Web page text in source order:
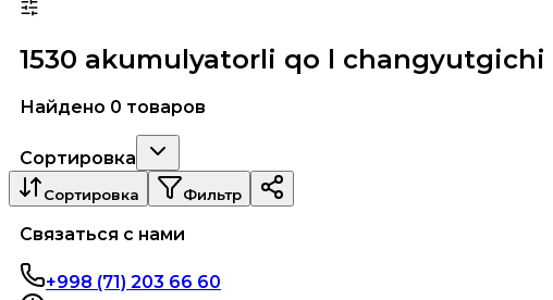
1530 akumulyatorli qo l changyutgichi
Найдено 0 товаров
Сортировка
Сортировка Фильтр
Связаться с нами
+998 (71) 203 66 60